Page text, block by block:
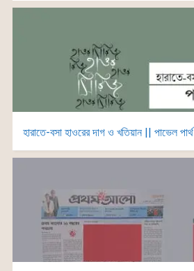
হারাতে-বসা হাওরের দাগ ও খতিয়ান || পাভেল পার্থ